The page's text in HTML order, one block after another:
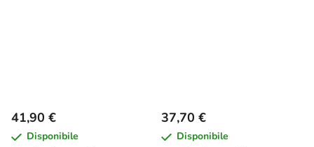
41,90 €
Disponibile
37,70 €
Disponibile